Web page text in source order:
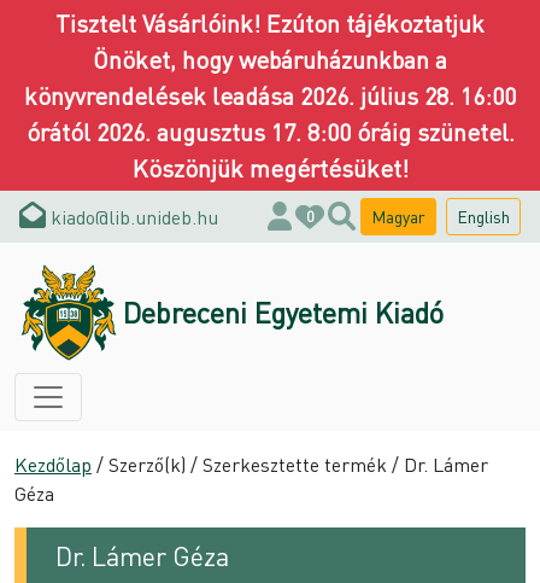
Tisztelt Vásárlóink! Ezúton tájékoztatjuk
Önöket, hogy webáruházunkban a
könyvrendelések leadása 2026. július 28. 16:00
órától 2026. augusztus 17. 8:00 óráig szünetel.
Köszönjük megértésüket!
kiado@lib.unideb.hu 0 Magyar English
Debreceni Egyetemi Kiadó
Kezdőlap / Szerző(k) / Szerkesztette termék / Dr. Lámer
Géza
Dr. Lámer Géza